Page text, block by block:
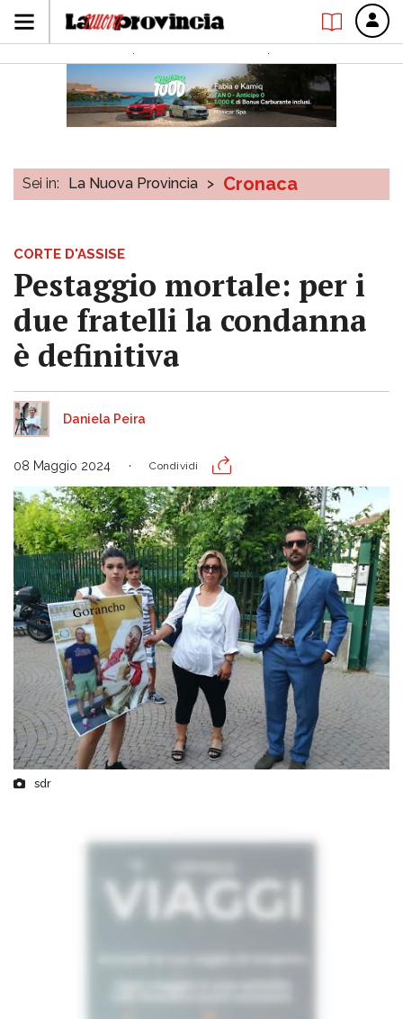
Sei in: La Nuova Provincia > Cronaca
CORTE D'ASSISE
Pestaggio mortale: per i
due fratelli la condanna
è definitiva
Daniela Peira
08 Maggio 2024 Condividi
sdr